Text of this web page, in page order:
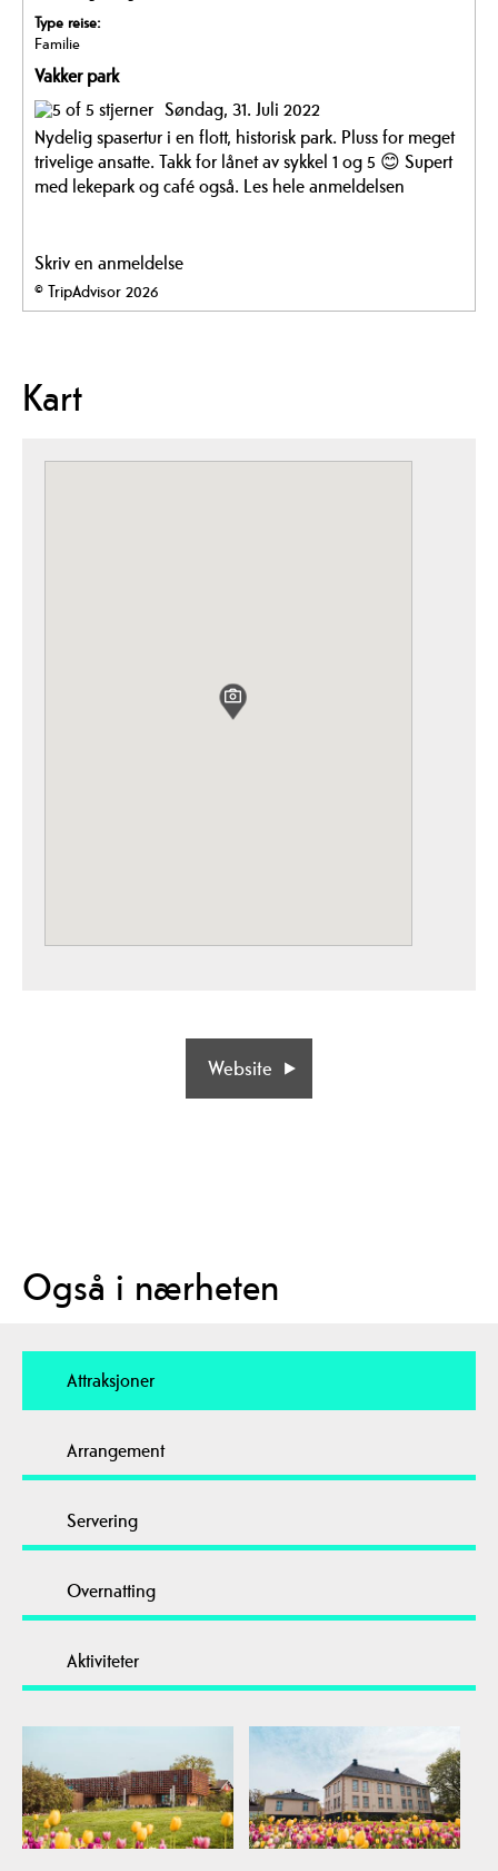
Type reise:
Familie
Vakker park
Søndag, 31. Juli 2022
Nydelig spasertur i en flott, historisk park. Pluss for meget
trivelige ansatte. Takk for lånet av sykkel 1 og 5 😊 Supert
med lekepark og café også. Les hele anmeldelsen
Skriv en anmeldelse
© TripAdvisor 2026
Kart
Website
Også i nærheten
Attraksjoner
Arrangement
Servering
Overnatting
Aktiviteter